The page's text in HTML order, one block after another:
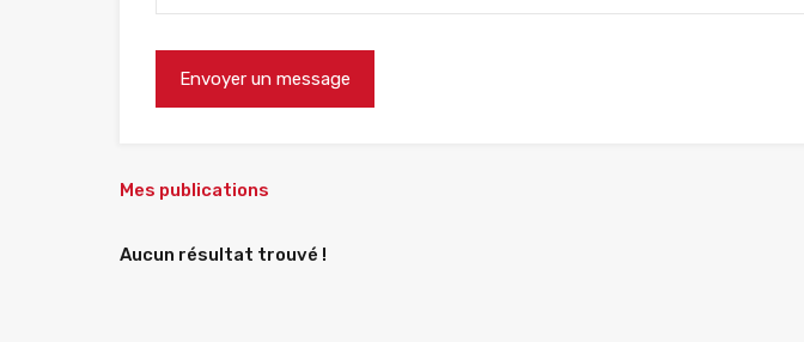
Mes publications
Aucun résultat trouvé !